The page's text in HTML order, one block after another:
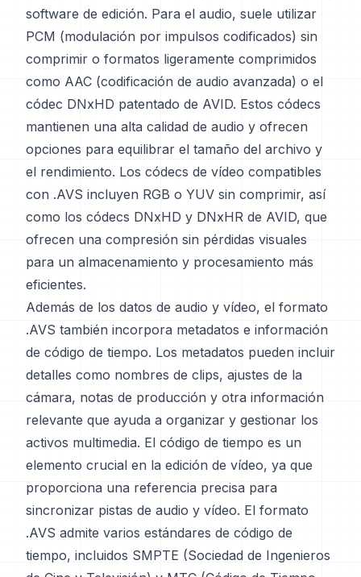
software de edición. Para el audio, suele utilizar
PCM (modulación por impulsos codificados) sin
comprimir o formatos ligeramente comprimidos
como AAC (codificación de audio avanzada) o el
códec DNxHD patentado de AVID. Estos códecs
mantienen una alta calidad de audio y ofrecen
opciones para equilibrar el tamaño del archivo y
el rendimiento. Los códecs de vídeo compatibles
con .AVS incluyen RGB o YUV sin comprimir, así
como los códecs DNxHD y DNxHR de AVID, que
ofrecen una compresión sin pérdidas visuales
para un almacenamiento y procesamiento más
eficientes.
Además de los datos de audio y vídeo, el formato
.AVS también incorpora metadatos e información
de código de tiempo. Los metadatos pueden incluir
detalles como nombres de clips, ajustes de la
cámara, notas de producción y otra información
relevante que ayuda a organizar y gestionar los
activos multimedia. El código de tiempo es un
elemento crucial en la edición de vídeo, ya que
proporciona una referencia precisa para
sincronizar pistas de audio y vídeo. El formato
.AVS admite varios estándares de código de
tiempo, incluidos SMPTE (Sociedad de Ingenieros